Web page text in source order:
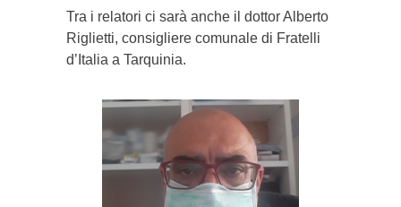
Tra i relatori ci sarà anche il dottor Alberto
Riglietti, consigliere comunale di Fratelli
d’Italia a Tarquinia.